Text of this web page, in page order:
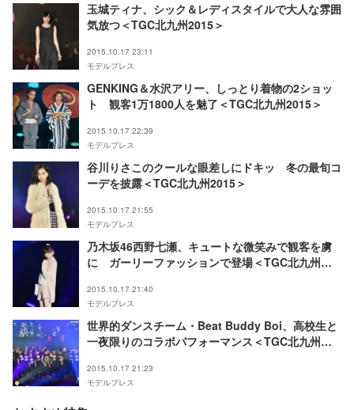
玉城ティナ、シック＆レディスタイルで大人な雰囲
気放つ＜TGC北九州2015＞
2015.10.17 23:11
モデルプレス
GENKING＆水沢アリー、しっとり着物の2ショッ
ト 観客1万1800人を魅了＜TGC北九州2015＞
2015.10.17 22:39
モデルプレス
谷川りさこのクールな眼差しにドキッ 冬の最旬コ
ーデを披露＜TGC北九州2015＞
2015.10.17 21:55
モデルプレス
乃木坂46西野七瀬、キュートな微笑みで観客を虜
に ガーリーファッションで登場＜TGC北九州
2015.10.17 21:40
モデルプレス
世界的ダンスチーム・Beat Buddy Boi、高校生と
一夜限りのコラボパフォーマンス＜TGC北九州
2015.10.17 21:23
モデルプレス